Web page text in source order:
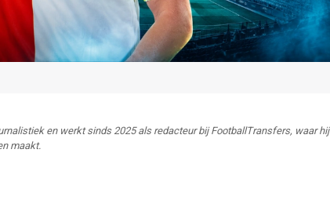
en werkt sinds 2025 als redacteur bij FootballTransfers, waar hij
maakt.